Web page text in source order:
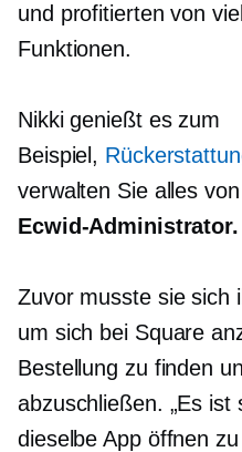
und profitierten von
Funktionen.
Nikki genießt es zum
Beispiel,
verwalten Sie alles
Ecwid-Administrator.
Zuvor musste sie sich
um sich bei Square
Bestellung zu finden
abzuschließen. „Es ist
dieselbe App öffnen